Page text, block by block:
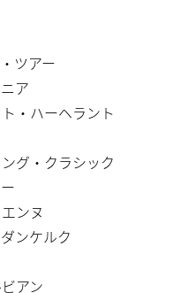
ツアー
ア
・ハーヘラント
グ・クラシック
ンヌ
ンケルク
アン